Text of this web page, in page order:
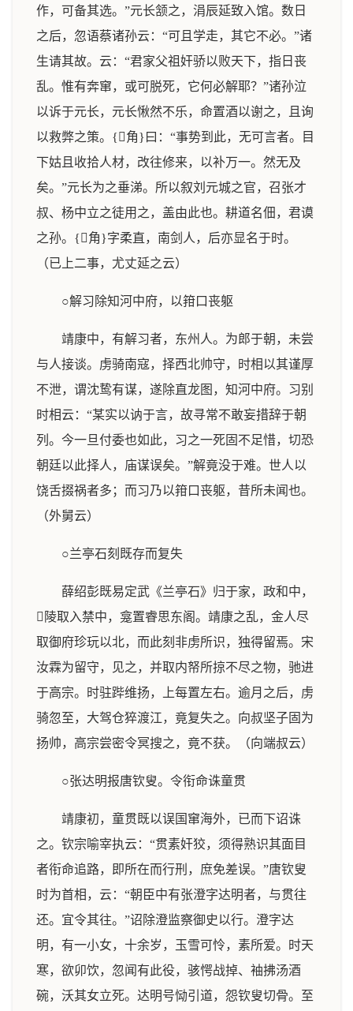
作，可备其选。”元长颔之，涓辰延致入馆。数日
之后，忽语蔡诸孙云：“可且学走，其它不必。”诸
生请其故。云：“君家父祖奸骄以败天下，指日丧
乱。惟有奔窜，或可脱死，它何必解耶？”诸孙泣
以诉于元长，元长愀然不乐，命置酒以谢之，且询
以救弊之策。{角}曰：“事势到此，无可言者。目
下姑且收拾人材，改往修来，以补万一。然无及
矣。”元长为之垂涕。所以叙刘元城之官，召张才
叔、杨中立之徒用之，盖由此也。耕道名佃，君谟
之孙。{角}字柔直，南剑人，后亦显名于时。
（已上二事，尤丈延之云）
○解习除知河中府，以箝口丧躯
靖康中，有解习者，东州人。为郎于朝，未尝
与人接谈。虏骑南寇，择西北帅守，时相以其谨厚
不泄，谓沈鸷有谋，遂除直龙图，知河中府。习别
时相云：“某实以讷于言，故寻常不敢妄措辞于朝
列。今一旦付委也如此，习之一死固不足惜，切恐
朝廷以此择人，庙谋误矣。”解竟没于难。世人以
饶舌掇祸者多；而习乃以箝口丧躯，昔所未闻也。
（外舅云）
○兰亭石刻既存而复失
薛绍彭既易定武《兰亭石》归于家，政和中，
陵取入禁中，龛置睿思东阁。靖康之乱，金人尽
取御府珍玩以北，而此刻非虏所识，独得留焉。宋
汝霖为留守，见之，并取内帑所掠不尽之物，驰进
于高宗。时驻跸维扬，上每置左右。逾月之后，虏
骑忽至，大驾仓猝渡江，竟复失之。向叔坚子固为
扬帅，高宗尝密令冥搜之，竟不获。（向端叔云）
○张达明报唐钦叟。令衔命诛童贯
靖康初，童贯既以误国窜海外，已而下诏诛
之。钦宗喻宰执云：“贯素奸狡，须得熟识其面目
者衔命追路，即所在而行刑，庶免差误。”唐钦叟
时为首相，云：“朝臣中有张澄字达明者，与贯往
还。宜令其往。”诏除澄监察御史以行。澄字达
明，有一小女，十余岁，玉雪可怜，素所爱。时天
寒，欲卯饮，忽闻有此役，骇愕战掉、袖拂汤酒
碗，沃其女立死。达明号恸引道，怨钦叟切骨。至